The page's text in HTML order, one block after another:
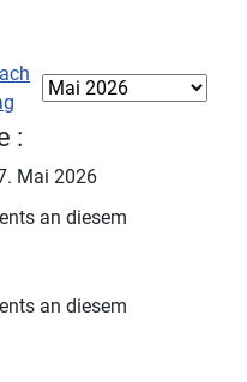
:
Mai 2026
an diesem
an diesem